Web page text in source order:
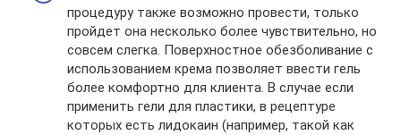
процедуру также возможно провести, только
пройдет она несколько более чувствительно, но
совсем слегка. Поверхностное обезболивание с
использованием крема позволяет ввести гель
более комфортно для клиента. В случае если
применить гели для пластики, в рецептуре
которых есть лидокаин (например, такой как